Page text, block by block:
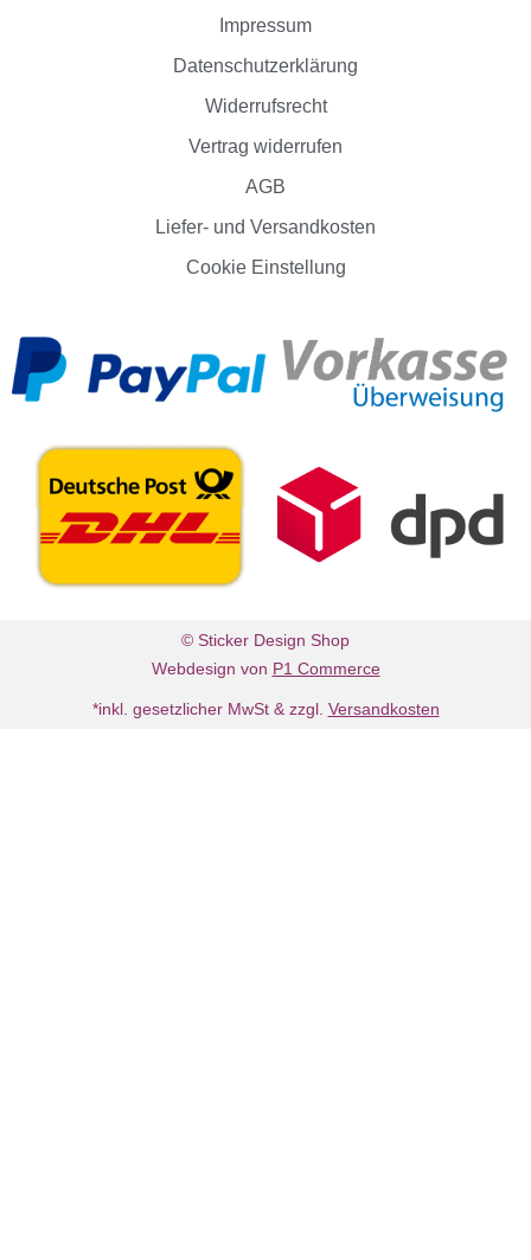
Impressum
Datenschutzerklärung
Widerrufsrecht
Vertrag widerrufen
AGB
Liefer- und Versandkosten
Cookie Einstellung
© Sticker Design Shop
Webdesign von P1 Commerce
*inkl. gesetzlicher MwSt & zzgl. Versandkosten